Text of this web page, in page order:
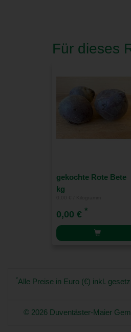
Für dieses
gekochte Rote Bete
kg
0,00 € *
*Alle Preise in Euro (€) inkl.
© 2026 Duventäster-Maier